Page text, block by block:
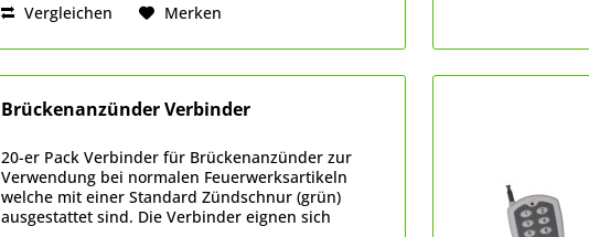
Vergleichen Merken
Brückenanzünder Verbinder
20-er Pack Verbinder für Brückenanzünder zur
Verwendung bei normalen Feuerwerksartikeln
welche mit einer Standard Zündschnur (grün)
ausgestattet sind. Die Verbinder eignen sich